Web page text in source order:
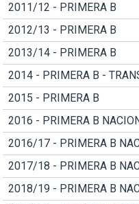
2011/12 - PRIMERA B
2012/13 - PRIMERA B
2013/14 - PRIMERA B
2014 - PRIMERA B -
2015 - PRIMERA B
2016 - PRIMERA B
2016/17 - PRIMERA B
2017/18 - PRIMERA B
2018/19 - PRIMERA B